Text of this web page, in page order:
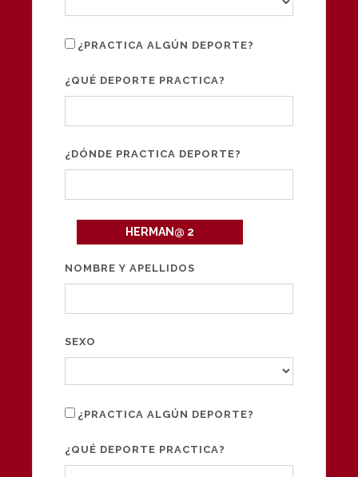
¿PRACTICA ALGÚN DEPORTE?
¿QUÉ DEPORTE PRACTICA?
¿DÓNDE PRACTICA DEPORTE?
HERMAN@ 2
NOMBRE Y APELLIDOS
SEXO
¿PRACTICA ALGÚN DEPORTE?
¿QUÉ DEPORTE PRACTICA?